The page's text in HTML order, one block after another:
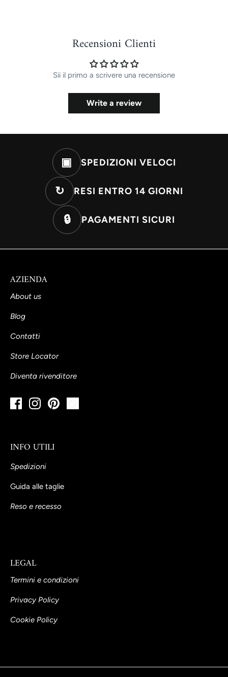
Recensioni Clienti
Sii il primo a scrivere una recensione
Write a review
▣ SPEDIZIONI VELOCI
↻ RESI ENTRO 14 GIORNI
🔒 PAGAMENTI SICURI
AZIENDA
About us
Blog
Contatti
Store Locator
Diventa rivenditore
INFO UTILI
Spedizioni
Guida alle taglie
Reso e recesso
LEGAL
Termini e condizioni
Privacy Policy
Cookie Policy